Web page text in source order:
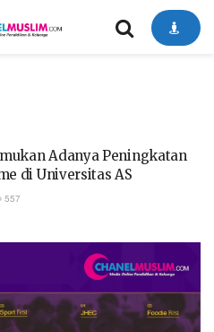
Adanya Peningkatan
di Universitas AS
557